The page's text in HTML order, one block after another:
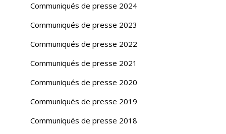
Communiqués de presse 2024
Communiqués de presse 2023
Communiqués de presse 2022
Communiqués de presse 2021
Communiqués de presse 2020
Communiqués de presse 2019
Communiqués de presse 2018